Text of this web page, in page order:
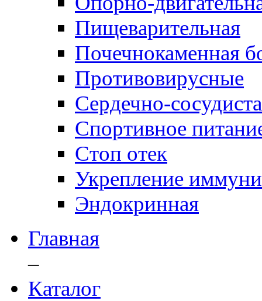
Пищеварительная
Почечнокаменная
Противовирусные
Сердечно-
Спортивное
Стоп отек
Укрепление
Эндокринная
Главная
–
Каталог